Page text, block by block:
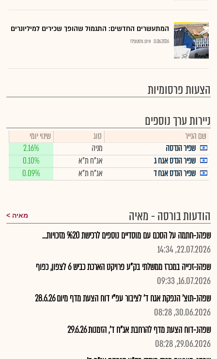
המתעשרים החדשים: התגמול שהופך שכירים למיליונרים
11.06.2026 איתן גרסטנפלד
הצעות פרסומיות
ניירות ערך נוספים
שם הנייר סוג
שינוי יומי
שפיר הנדסה
מניה
2.16%
שפיר הנדס אגח ג
אג"ח ת"א
0.10%
שפיר הנדס אגח ד
אג"ח ת"א 0.09%
הודעות בורסה - מאיה מאיה
שפהנ-חתמה על הסכם עם מוסדיים נוספים לרכישת %20 מזכויות...
22.07.2026, 14:34
שפהנ-זכייה במכרז ממשלתי בק"ע פרויקט הארכת כביש 6 לצפון, כפוף
16.07.2026, 09:33
שפהנ-תוצ' הנפקת אגח ד' לציבור עפ"י דוח הצעת מדף מיום 28.6.26
30.06.2026, 08:28
שפהנ-דוח הצעת מדף להרחבת אג"ח ד', הזמנות 29.6.26
29.06.2026, 08:28